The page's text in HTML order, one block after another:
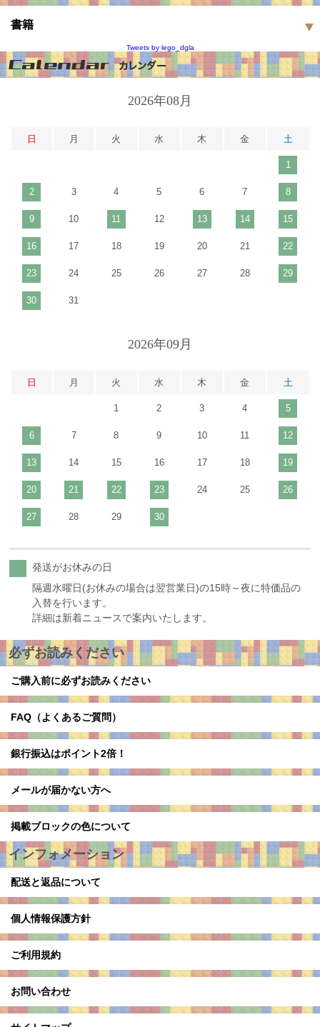
書籍
Tweets by lego_dgla
2026年08月
日 月 火 水 木 金 土
1
2 3 4 5 6 7 8
9 10 11 12 13 14 15
16 17 18 19 20 21 22
23 24 25 26 27 28 29
30 31
2026年09月
日 月 火 水 木 金 土
1 2 3 4 5
6 7 8 9 10 11 12
13 14 15 16 17 18 19
20 21 22 23 24 25 26
27 28 29 30
発送がお休みの日
隔週水曜日(お休みの場合は翌営業日)の15時～夜に特価品の
入替を行います。
詳細は新着ニュースで案内いたします。
必ずお読みください
ご購入前に必ずお読みください
FAQ（よくあるご質問）
銀行振込はポイント2倍！
メールが届かない方へ
掲載ブロックの色について
インフォメーション
配送と返品について
個人情報保護方針
ご利用規約
お問い合わせ